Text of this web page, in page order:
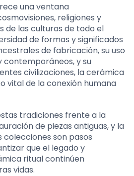
una ventana
religiones y
de las culturas de todo el
de formas y significados
de fabricación, su uso
contemporáneos, y su
civilizaciones, la cerámica
vital de la conexión humana
tradiciones frente a la
de piezas antiguas, y la
son pasos
que el legado y
ritual continúen
vidas.